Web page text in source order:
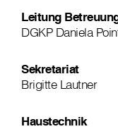
Leitung
DGKP Daniela
Sekretariat
Brigitte Lautner
Haustechnik